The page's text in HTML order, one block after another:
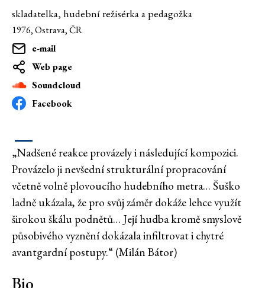
skladatelka, hudební režisérka a pedagožka
1976, Ostrava, ČR
e-mail
Web page
Soundcloud
Facebook
„Nadšené reakce provázely i následující kompozici.
Provázelo ji nevšední strukturální propracování
včetně volně plovoucího hudebního metra… Šuško
ladně ukázala, že pro svůj záměr dokáže lehce využít
širokou škálu podnětů… Její hudba kromě smyslově
působivého vyznění dokázala infiltrovat i chytré
avantgardní postupy.“ (Milán Bátor)
Bio